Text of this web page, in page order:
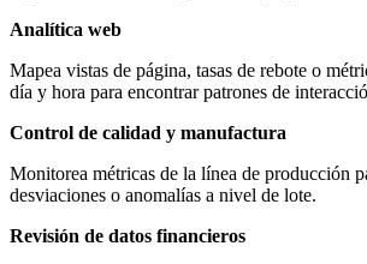
Analítica web
Mapea vistas de página, tasas de rebote o
día y hora para encontrar patrones de
Control de calidad y manufactura
Monitorea métricas de la línea de producción
desviaciones o anomalías a nivel de lote.
Revisión de datos financieros